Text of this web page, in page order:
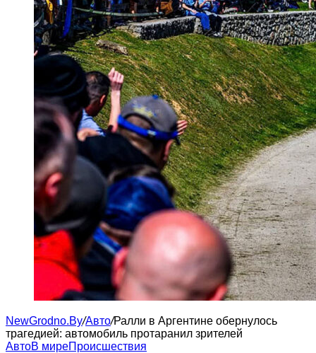
NewGrodno.By/Авто/Ралли в Аргентине обернулось
трагедией: автомобиль протаранил зрителей
АвтоВ миреПроисшествия